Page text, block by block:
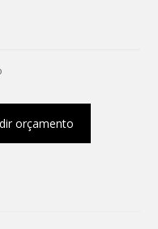
orçamento